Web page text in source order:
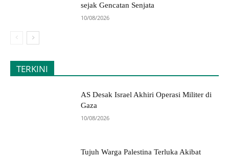
sejak Gencatan Senjata
10/08/2026
TERKINI
AS Desak Israel Akhiri Operasi Militer di
Gaza
10/08/2026
Tujuh Warga Palestina Terluka Akibat